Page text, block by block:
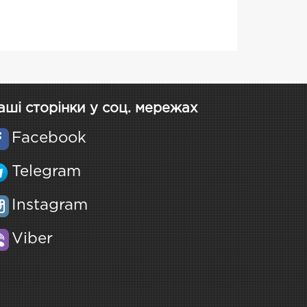
сторінки у соц. мережах
Facebook
Telegram
Instagram
Viber